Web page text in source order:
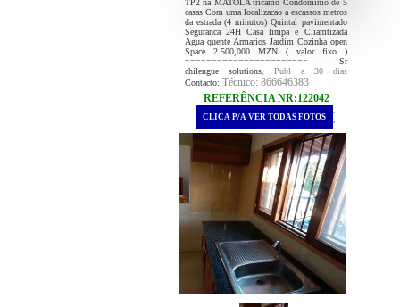
casas Com uma localizacao a escassos metros
da estrada (4 minutos) Quintal pavimentado
Seguranca 24H Casa limpa e Cliamtizada
Agua quente Armarios Jardim Cozinha open
Space 2.500,000 MZN ( valor fixo )
======================= Sr
chilengue solutions, Publ a 30 dias
Contacto: Técnico: 866646383
REFERÊNCIA NR:122042
.
CLICA P/A VER TODAS FOTOS .